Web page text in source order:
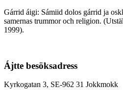
Gárrid áigi: Sámiid dolos gárrid ja
samernas trummor och religion.
1999).
Ájtte besöksadress
Kyrkogatan 3, SE-962 31 Jokkmokk